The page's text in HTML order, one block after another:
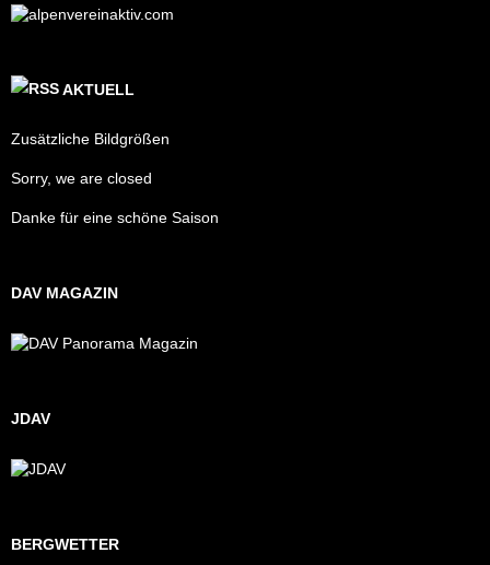
AKTUELL
Zusätzliche Bildgrößen
Sorry, we are closed
Danke für eine schöne Saison
DAV MAGAZIN
JDAV
BERGWETTER